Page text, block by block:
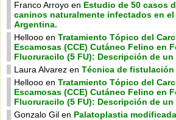
Franco Arroyo en Estudio de 50 casos
caninos naturalmente infectados en el
Argentina.
Hellooo en Tratamiento Tópico del
Escamosas (CCE) Cutáneo Felino en
Fluoruracilo (5 FU): Descripción de un
Laura Alvarez en Técnica de
Hellooo en Tratamiento Tópico del
Escamosas (CCE) Cutáneo Felino en
Fluoruracilo (5 FU): Descripción de un
Gonzalo Gil en Palatoplastia